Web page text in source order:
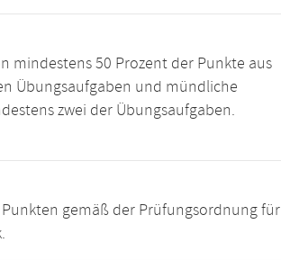
mindestens 50 Prozent der Punkte aus
Übungsaufgaben und mündliche
zwei der Übungsaufgaben.
gemäß der Prüfungsordnung für